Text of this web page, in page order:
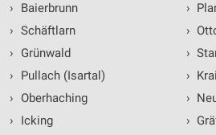
›
Baierbrunn
› Schäftlarn
›
Grünwald
›
Pullach (Isartal)
›
Oberhaching
›
Icking
›
›
›
›
›
›